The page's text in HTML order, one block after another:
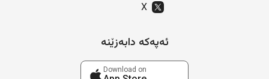
X
ئەپەکە دابەزێنە
Download on